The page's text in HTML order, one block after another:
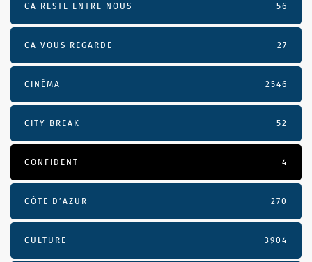
CA RESTE ENTRE NOUS 56
CA VOUS REGARDE 27
CINÉMA 2546
CITY-BREAK 52
CONFIDENT 4
CÔTE D’AZUR 270
CULTURE 3904